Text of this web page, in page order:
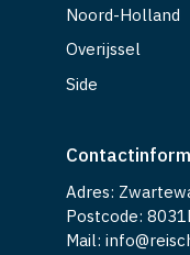
Overijssel
Postcode:
Mail:
Whatsapp: +